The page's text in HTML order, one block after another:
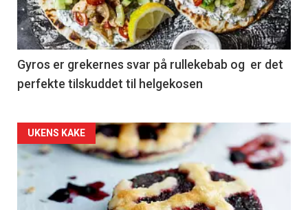
Gyros er grekernes svar på rullekebab og er det
perfekte tilskuddet til helgekosen
Forsiden
akkurat
nå
UKENS KAKE